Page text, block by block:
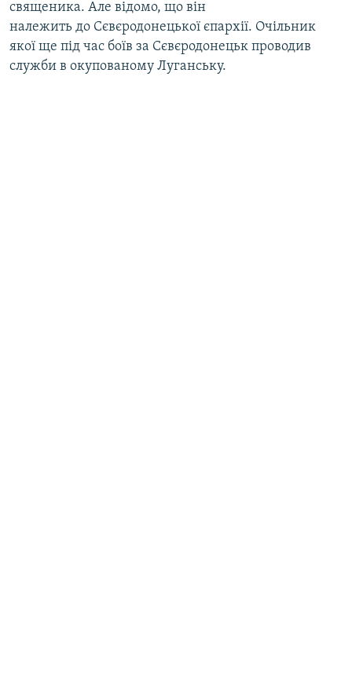
священика. Але відомо, що він
належить до Сєвєродонецької єпархії. Очільник
якої ще під час боїв за Сєвєродонецьк проводив
служби в окупованому Луганську.